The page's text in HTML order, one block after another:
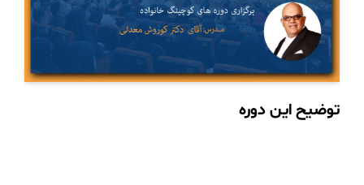
توضیح این دوره